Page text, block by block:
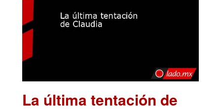
La última tentación de